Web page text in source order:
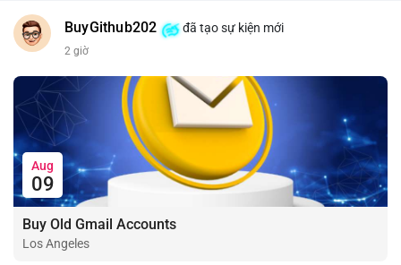
BuyGithub202 đã tạo sự kiện mới
2 giờ
Aug
09
Buy Old Gmail Accounts
Los Angeles